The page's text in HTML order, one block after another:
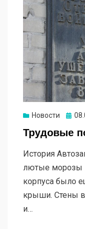
Новости
Трудовые
История
лютые морозы
корпуса было
крыши. Стены
и…